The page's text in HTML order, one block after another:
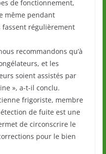
de fonctionnement,
même pendant
fassent régulièrement
recommandons qu’à
et les
soient assistés par
», a-t-il conclu.
frigoriste, membre
de fuite est une
de circonscrire le
pour le bien